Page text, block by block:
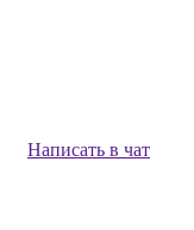
Написать в чат